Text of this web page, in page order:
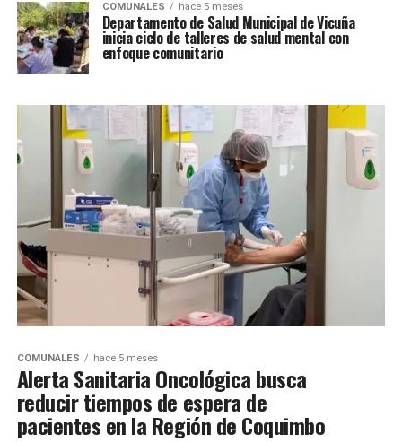
COMUNALES hace 5 meses
Departamento de Salud Municipal de Vicuña
inicia ciclo de talleres de salud mental con
enfoque comunitario
COMUNALES hace 5 meses
Alerta Sanitaria Oncológica busca
reducir tiempos de espera de
pacientes en la Región de Coquimbo